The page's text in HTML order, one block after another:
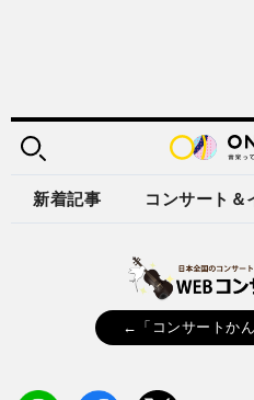
新着記事 コンサート＆
←「コンサートか